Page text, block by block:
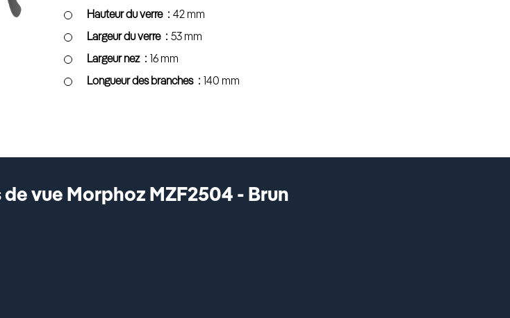
Hauteur du verre
42 mm
Largeur du verre
53 mm
Largeur nez
16 mm
Longueur des branches
140 mm
vue Morphoz MZF2504 - Brun